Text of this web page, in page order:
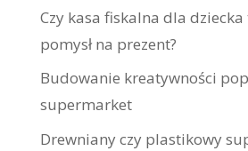
Czy kasa fiskalna dla
pomysł na prezent?
Budowanie kreatywności
supermarket
Drewniany czy plastikowy